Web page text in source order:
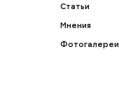
Статьи
Мнения
Фотогалереи